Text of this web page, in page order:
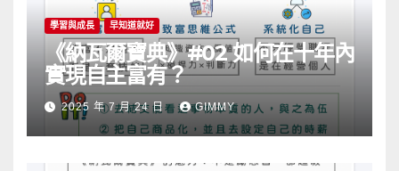
學習與成長 早知道就好
《納瓦爾寶典》#02 如何在十年內
實現自主富有？
2025 年 7 月 24 日 GIMMY